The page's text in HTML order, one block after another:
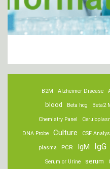
Alzheimer Disease
B2M
Beta2
Beta hcg
blood
Chemistry Panel
CSF
Culture
DNA Probe
IgG
IgM
PCR
plasma
serum
Serum or Urine